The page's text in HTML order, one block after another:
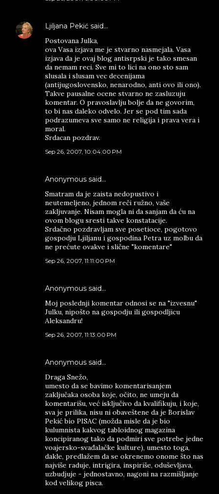
Ljiljana Pekić said…
Postovana Julka,
ova Vasa izjava me je stvarno nasmejala. Vasa
izjava da je ovaj blog antisrpski je tako smesan
da nemam reci. Sve mi to lici na ono sto sam
slusala i slusam vec decenijama
(antijugoslovensko, nenarodno, anti ovo ili ono).
Takve pausalne ocene stvarno ne zasluzuju
komentar. O pravoslavlju bolje da ne govorim,
to bi nas daleko odvelo. Jer se pod tim sada
podrazumeva sve samo ne religija i prava vera i
moral.
Srdacan pozdrav.
Sep 26, 2007, 10:04:00 PM
Anonymous said…
Smatram da je zaista nedopustivo i
neutemeljeno, jednom reči ružno, vaše
zakljuvanje. Nisam mogla ni da sanjam da ću na
ovom blogu sresti takve konstatacije.
Srdačno pozdravljam sve posetioce, pogotovo
gospodju Ljiljanu i gospodina Petra uz molbu da
ne prećute ovakve i slične "komentare"
Sep 26, 2007, 11:11:00 PM
Anonymous said…
Moj poslednji komentar odnosi se na "izvesnu"
Julku, nipošto na gospodju ili gospodljicu
Aleksandru!
Sep 26, 2007, 11:13:00 PM
Anonymous said…
Draga Snežo,
umesto da se bavimo komentarisanjem
zaključaka osoba koje, očito, ne umeju da
komentarišu, već isključivo da kvalifikuju, i koje,
sva je prilika, nisu ni obaveštene da je Borislav
Pekić bio PISAC (možda misle da je bio
kulumnista kakvog tabloidnog magazina
koncipiranog tako da podmiri sve potrebe jedne
voajersko-svađalačke kulture), umesto toga,
dakle, predlažem da se okrenemo onome što nas
najviše raduje, intrigira, inspiriše, oduševljava,
uzbudjuje - jednostavno, nagoni na razmišljanje
kod velikog pisca.